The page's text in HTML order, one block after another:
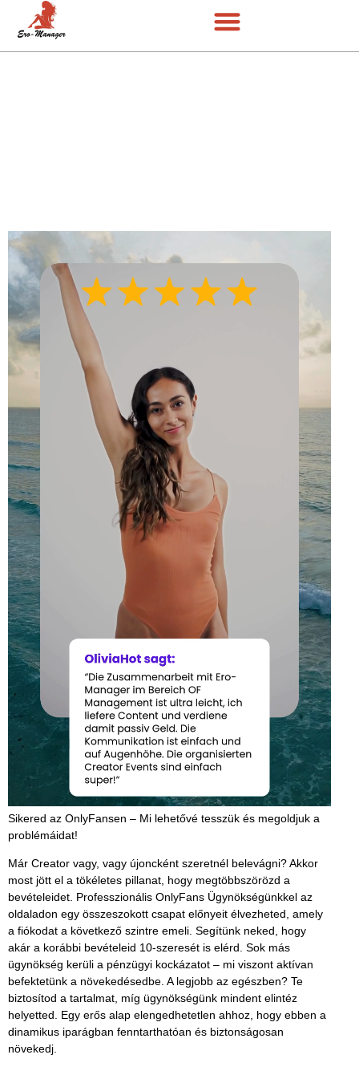
Sikered az OnlyFansen – Mi lehetővé tesszük és megoldjuk a
problémáidat!
Már Creator vagy, vagy újoncként szeretnél belevágni? Akkor
most jött el a tökéletes pillanat, hogy megtöbbszörözd a
bevételeidet. Professzionális OnlyFans Ügynökségünkkel az
oldaladon egy összeszokott csapat előnyeit élvezheted, amely
a fiókodat a következő szintre emeli. Segítünk neked, hogy
akár a korábbi bevételeid 10-szeresét is elérd. Sok más
ügynökség kerüli a pénzügyi kockázatot – mi viszont aktívan
befektetünk a növekedésedbe. A legjobb az egészben? Te
biztosítod a tartalmat, míg ügynökségünk mindent elintéz
helyetted. Egy erős alap elengedhetetlen ahhoz, hogy ebben a
dinamikus iparágban fenntarthatóan és biztonságosan
növekedj.